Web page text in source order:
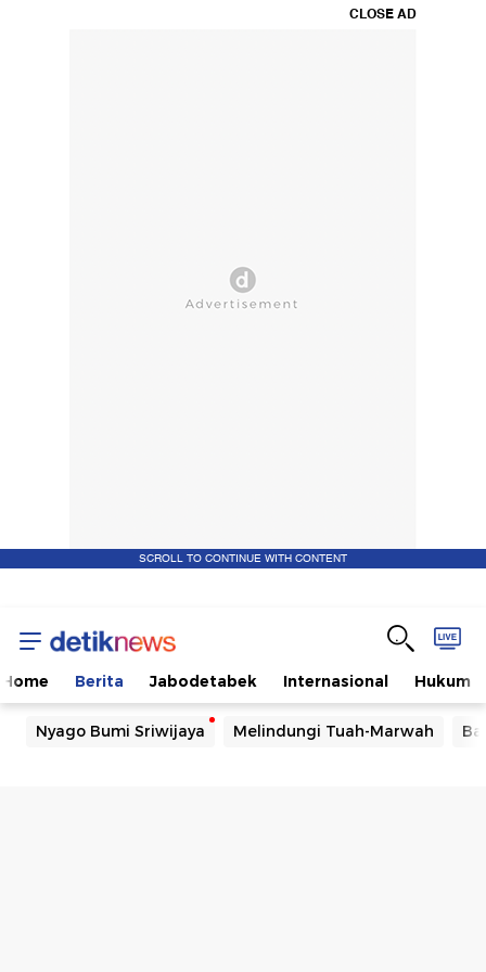
CLOSE AD
SCROLL TO CONTINUE WITH CONTENT
Home Berita Jabodetabek Internasional Hukum
Nyago Bumi Sriwijaya Melindungi Tuah-Marwah